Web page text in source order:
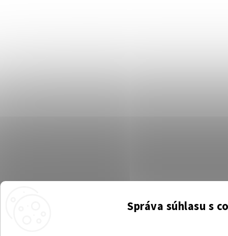
Správa súhlasu s